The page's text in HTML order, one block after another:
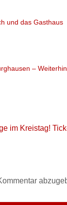
und das Gasthaus
–
im Kreistag!